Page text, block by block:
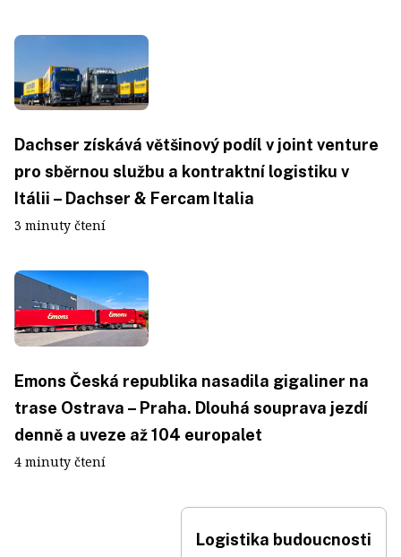
Dachser získává většinový podíl v joint venture
pro sběrnou službu a kontraktní logistiku v
Itálii – Dachser & Fercam Italia
3 minuty čtení
Emons Česká republika nasadila gigaliner na
trase Ostrava – Praha. Dlouhá souprava jezdí
denně a uveze až 104 europalet
4 minuty čtení
Logistika budoucnosti